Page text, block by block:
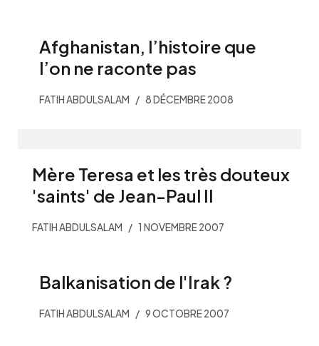
Afghanistan, l’histoire que
l’on ne raconte pas
FATIH ABDULSALAM 8 DÉCEMBRE 2008
Mère Teresa et les très douteux
'saints' de Jean-Paul II
FATIH ABDULSALAM 1 NOVEMBRE 2007
Balkanisation de l'Irak ?
FATIH ABDULSALAM 9 OCTOBRE 2007